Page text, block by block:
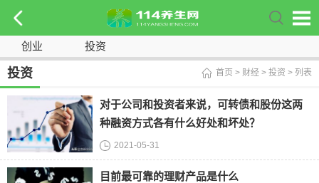
创业 投资
投资 首页 > 财经 > 投资 > 列表
对于公司和投资者来说，可转债和股份这两
种融资方式各有什么好处和坏处？
2021-05-31
目前最可靠的理财产品是什么